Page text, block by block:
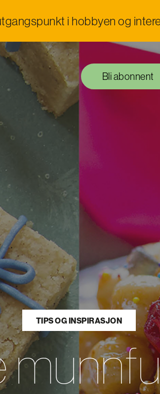
i hobbyen og
Bli abonnent
TIPS OG INSPIRASJON